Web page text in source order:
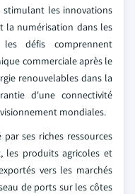
stimulant les innovations
la numérisation dans les
défis comprennent
commerciale après le
renouvelables dans la
d'une connectivité
mondiales.
ses riches ressources
les produits agricoles et
vers les marchés
de ports sur les côtes